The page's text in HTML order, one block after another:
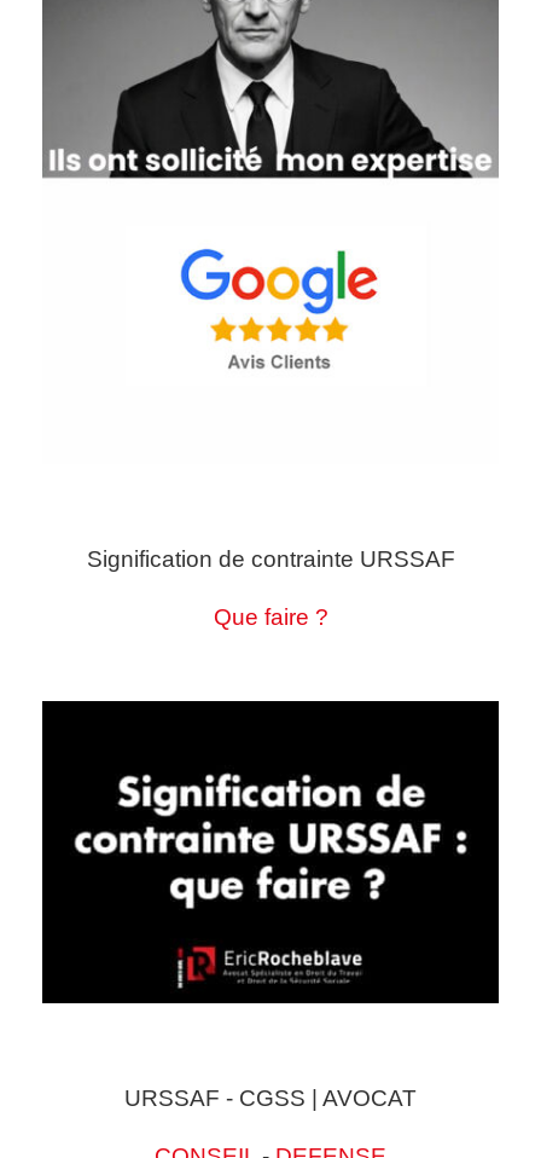
Signification de contrainte URSSAF
Que faire ?
URSSAF - CGSS | AVOCAT